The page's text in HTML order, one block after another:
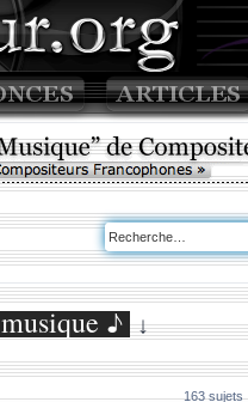
♪ ↓
163 sujets